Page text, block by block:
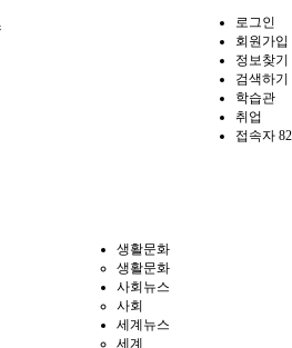
로그인
회원가입
정보찾기
검색하기
학습관
취업
접속자 82
생활문화
생활문화
사회뉴스
사회
세계뉴스
세계